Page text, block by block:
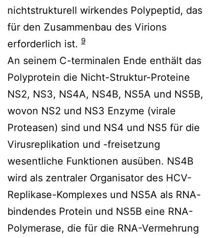
nichtstrukturell wirkendes Polypeptid, das
für den Zusammenbau des Virions
erforderlich ist. 9
An seinem C-terminalen Ende enthält das
Polyprotein die Nicht-Struktur-Proteine
NS2, NS3, NS4A, NS4B, NS5A und NS5B,
wovon NS2 und NS3 Enzyme (virale
Proteasen) sind und NS4 und NS5 für die
Virusreplikation und -freisetzung
wesentliche Funktionen ausüben. NS4B
wird als zentraler Organisator des HCV-
Replikase-Komplexes und NS5A als RNA-
bindendes Protein und NS5B eine RNA-
Polymerase, die für die RNA-Vermehrung